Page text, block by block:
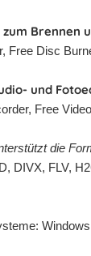
Brennen
Free Disc
und
Free
die
DIVX, FLV,